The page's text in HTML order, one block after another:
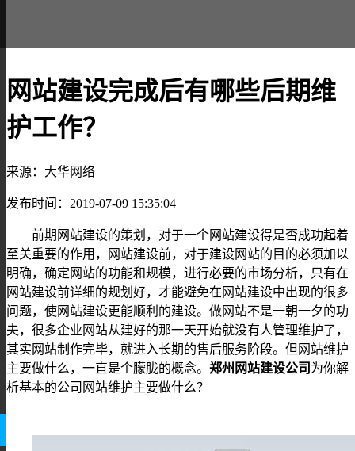
网站建设完成后有哪些后期维
护工作？
来源：大华网络
发布时间：2019-07-09 15:35:04
前期网站建设的策划，对于一个网站建设得是否成功起着
至关重要的作用 ，网站建设前，对于建设网站的目的必须加以
明确，确定网站的功能和规模，进行必要的市场分析，只有在
网站建设前详细的规划好，才能避免在网站建设中出现的很多
问题，使网站建设更能顺利的建设。做网站不是一朝一夕的功
夫，很多企业网站从建好的那一天开始就没有人管理维护了，
其实网站制作完毕，就进入长期的售后服务阶段。但网站维护
主要做什么，一直是个朦胧的概念。 郑州 网站建设公司 为你解
析基本的公司网站维护主要做什么？